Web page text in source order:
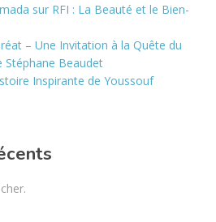
sur RFI : La Beauté et le Bien-
– Une Invitation à la Quête du
Stéphane Beaudet
Inspirante de Youssouf